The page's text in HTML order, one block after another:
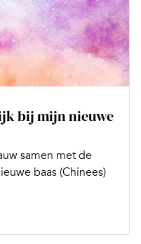
bij mijn nieuwe
samen met de
baas (Chinees)